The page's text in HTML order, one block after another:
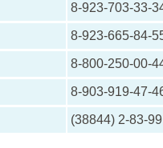
8-923-703-33-
8-923-665-84-
8-800-250-00-
8-903-919-47-
(38844) 2-83-99